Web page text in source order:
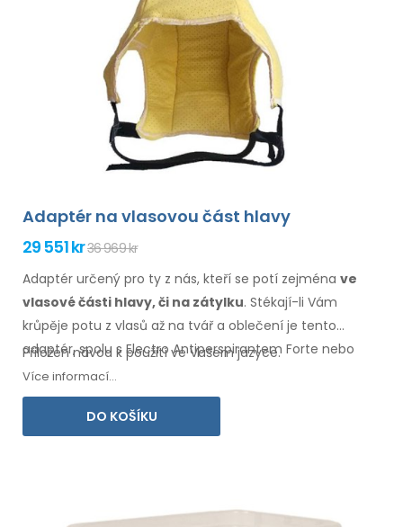
Adaptér na vlasovou část hlavy
29 551 kr36 969 kr
Adaptér určený pro ty z nás, kteří se potí zejména ve
vlasovéčásti hlavy, či na zátylku. Stékají-li Vám
krůpěje potu z vlasů až na tvář a oblečení je tento
adaptér, spolu s Electro Antiperspirantem Forte nebo
Electro Antiperspirantem ELITE, určený právě pro Vás.
Přiložen návod k použití ve Vašem jazyce.
Více informací...
DO KOŠÍKU